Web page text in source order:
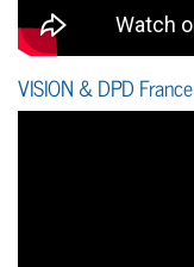
VISION & DPD France